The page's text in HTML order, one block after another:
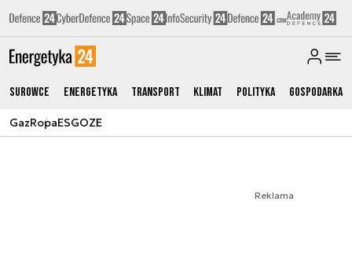
Surowce Energetyka Transport Klimat Polityka Gospodarka
GazRopaESGOZE
Reklama